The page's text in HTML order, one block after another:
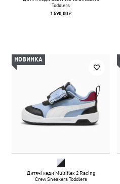
Toddlers
1 590,00 ₴
НОВИНКА
Дитячі кеди Multiflex 2 Racing
Crew Sneakers Toddlers